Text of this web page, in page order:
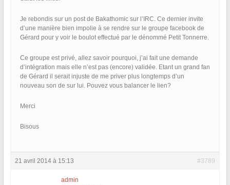
Je rebondis sur un post de Bakathomic sur l’IRC. Ce dernier invite
d’une manière bien impolie à se rendre sur le groupe facebook de
Gérard pour y voir le boulot effectué par le dénommé Petit Tonnerre.
Ce groupe est privé, allez savoir pourquoi, j’ai fait une demande
d’intégration mais elle n’est pas (encore) validée. Etant un grand fan
de Gérard il serait injuste de me priver plus longtemps d’un
nouveau son de sur lui. Pouvez vous balancer le lien?
Merci
Bisous
21 avril 2014 à 15:13 #3789
admin